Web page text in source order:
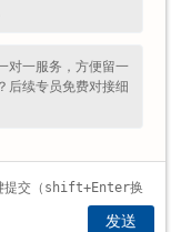
，选择能够满
供有力******。
的疑问探索
下一条：成都石墨模具在锂电池生产中的关键作用是什么？
对一服务，方便留一
后续专员免费对接细
发送